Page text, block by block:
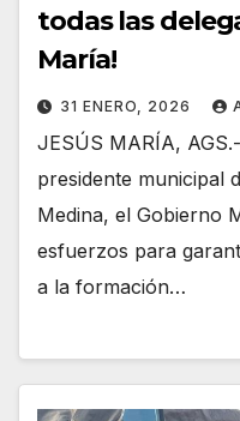
todas las
María!
31 ENERO, 2026
JESÚS MARÍA,
presidente municipal
Medina, el Gobierno
esfuerzos para
a la formación…